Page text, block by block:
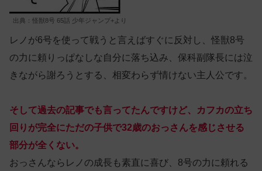
出典：怪獣8号 65話 少年ジャンプ+より
レノが6号を使って戦うと言えばすぐに反対し、怪獣8号
の力に頼りっぱなしな自分に落ち込み、保科副隊長には泣
きながら謝ろうとする、相変わらず情けない主人公です。
そして過去の記事でも言ってたんですけど、カフカの立ち
回りが完全にただの子供で32歳のおっさんを感じさせる
部分が全くない。
おっさんならレノの成長も素直に喜び、8号の力に頼れる